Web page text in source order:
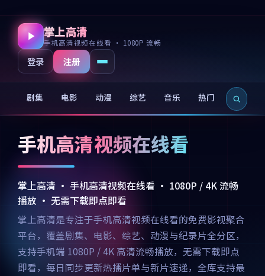
掌上高清
手机高清视频在线看 · 1080P 流畅
登录 注册
剧集 电影 动漫 综艺 音乐 热门 新片
手机高清视频在线看
掌上高清 · 手机高清视频在线看 · 1080P / 4K 流畅
播放 · 无需下载即点即看
掌上高清是专注于手机高清视频在线看的免费影视聚合
平台，覆盖剧集、电影、综艺、动漫与纪录片全分区，
支持手机端 1080P / 4K 高清流畅播放，无需下载即点
即看，每日同步更新热播片单与新片速递，全库支持最